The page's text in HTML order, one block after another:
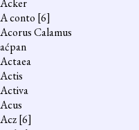
Acker
A conto [6]
Acorus Calamus
aćpan
Actaea
Actis
Activa
Acus
Acz[6]